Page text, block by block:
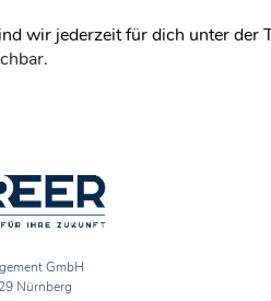
wir jederzeit für dich unter der
GmbH
Nürnberg